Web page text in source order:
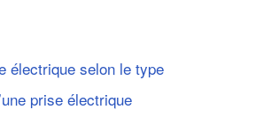
électrique selon le type
prise électrique